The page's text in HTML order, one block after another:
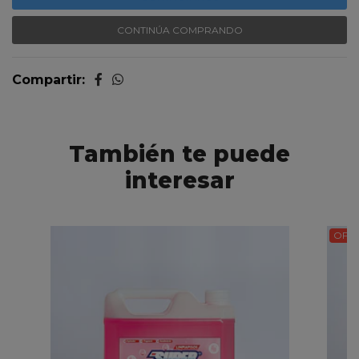
CONTINÚA COMPRANDO
Compartir:
También te puede
interesar